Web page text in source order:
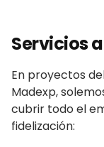
Servicios
En proyectos
Madexp,
cubrir todo el
fidelización: